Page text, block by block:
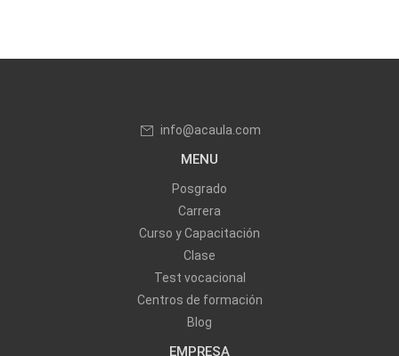
info@acaula.com
MENU
Posgrado
Carrera
Curso y Capacitación
Clase
Test vocacional
Centros de formación
Blog
EMPRESA